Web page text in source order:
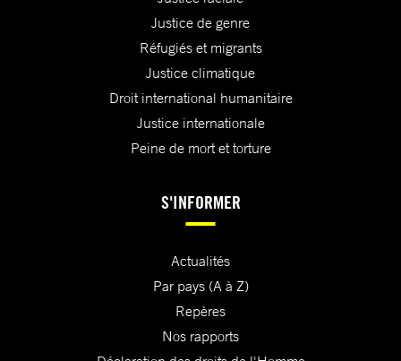
Justice de genre
Réfugiés et migrants
Justice climatique
Droit international humanitaire
Justice internationale
Peine de mort et torture
S'INFORMER
Actualités
Par pays (A à Z)
Repères
Nos rapports